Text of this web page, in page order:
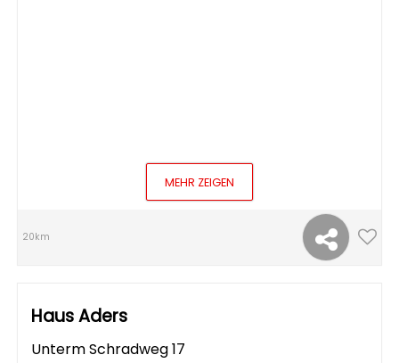
MEHR ZEIGEN
20km
Haus Aders
Unterm Schradweg 17